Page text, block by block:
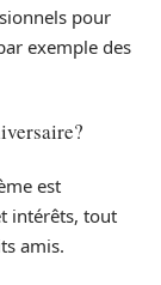
pour
exemple des
est
intérêts, tout
amis.